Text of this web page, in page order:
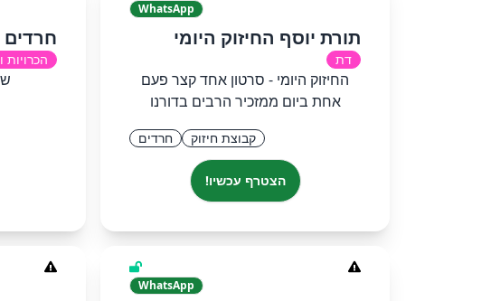
WhatsApp
תורת יוסף החיזוק היומי
דת
החיזוק היומי - סרטון אחד קצר פעם
אחת ביום ממזכיר הרבים בדורנו
קבוצת חיזוק חרדים
הצטרף עכשיו!
חרדים
הכרויות
WhatsApp